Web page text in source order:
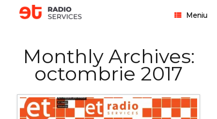
Meniu
Monthly Archives:
octombrie 2017